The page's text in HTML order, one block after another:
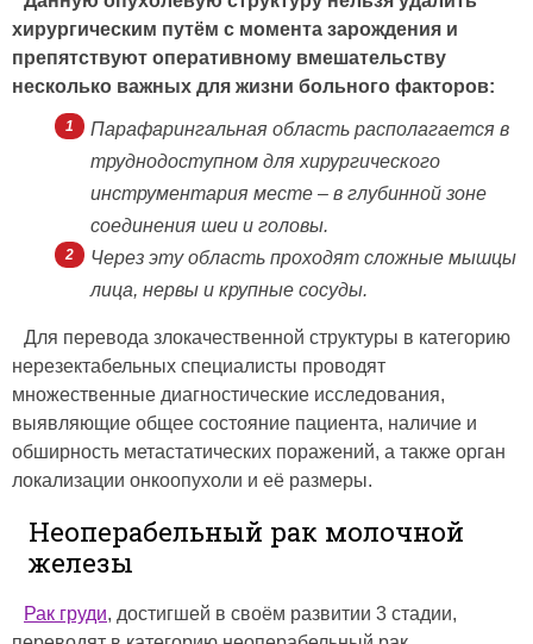
хирургическим путём с момента зарождения и
препятствуют оперативному вмешательству
несколько важных для жизни больного факторов:
Парафарингальная область располагается в
труднодоступном для хирургического
инструментария месте – в глубинной зоне
соединения шеи и головы.
Через эту область проходят сложные мышцы
лица, нервы и крупные сосуды.
Для перевода злокачественной структуры в категорию
нерезектабельных специалисты проводят
множественные диагностические исследования,
выявляющие общее состояние пациента, наличие и
обширность метастатических поражений, а также орган
локализации онкоопухоли и её размеры.
Неоперабельный рак молочной
железы
Рак груди, достигшей в своём развитии 3 стадии,